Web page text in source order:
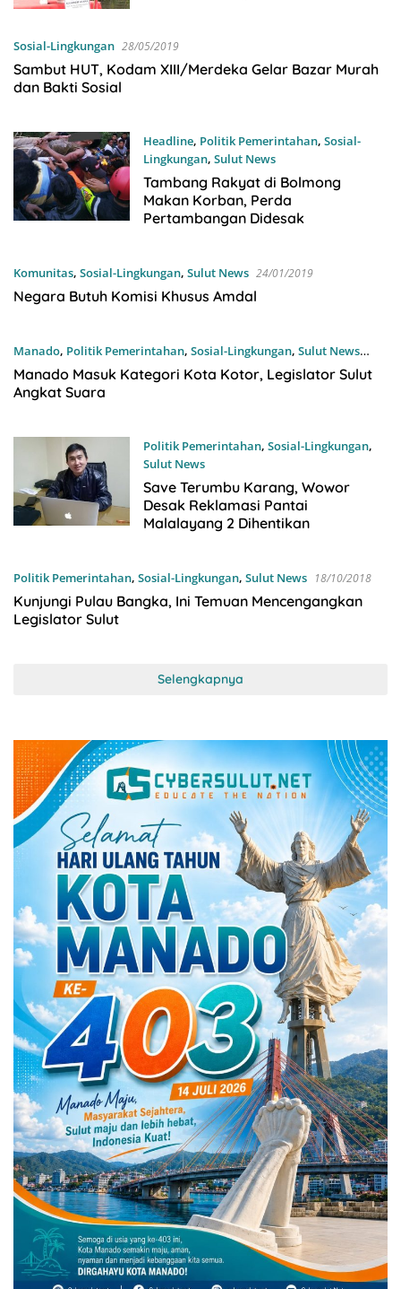
Sosial-Lingkungan 28/05/2019
Sambut HUT, Kodam XIII/Merdeka Gelar Bazar Murah
dan Bakti Sosial
Headline, Politik Pemerintahan, Sosial-
Lingkungan, Sulut News
27/02/2019
Tambang Rakyat di Bolmong
Makan Korban, Perda
Pertambangan Didesak
Komunitas, Sosial-Lingkungan, Sulut News 24/01/2019
Negara Butuh Komisi Khusus Amdal
Manado, Politik Pemerintahan, Sosial-Lingkungan, Sulut News
16/01/2019
Manado Masuk Kategori Kota Kotor, Legislator Sulut
Angkat Suara
Politik Pemerintahan, Sosial-Lingkungan,
Sulut News
06/01/2019
Save Terumbu Karang, Wowor
Desak Reklamasi Pantai
Malalayang 2 Dihentikan
Politik Pemerintahan, Sosial-Lingkungan, Sulut News 18/10/2018
Kunjungi Pulau Bangka, Ini Temuan Mencengangkan
Legislator Sulut
Selengkapnya